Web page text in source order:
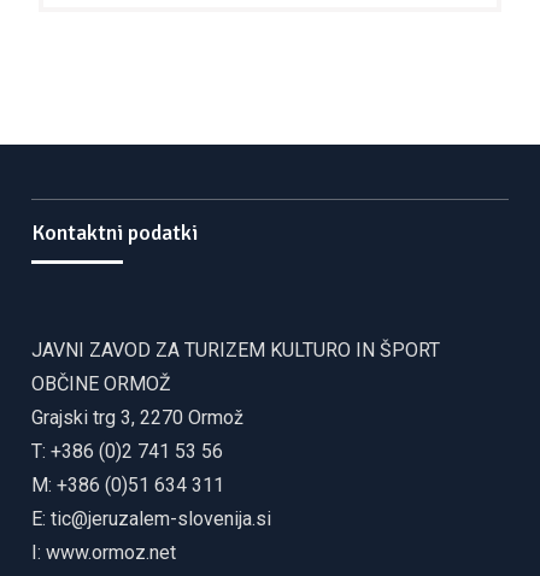
Kontaktni podatki
JAVNI ZAVOD ZA TURIZEM KULTURO IN ŠPORT
OBČINE ORMOŽ
Grajski trg 3, 2270 Ormož
T: +386 (0)2 741 53 56
M: +386 (0)51 634 311
E:tic@jeruzalem-slovenija.si
I:www.ormoz.net